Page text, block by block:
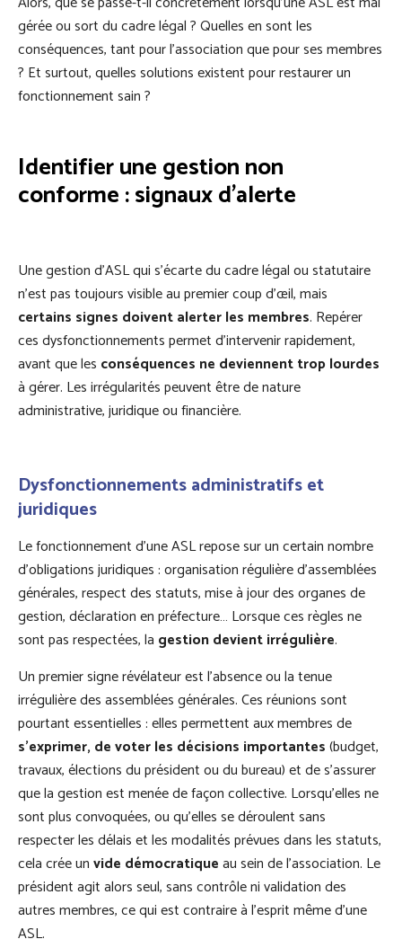
gérée ou sort du cadre légal ? Quelles en sont les
conséquences, tant pour l’association que pour ses membres
? Et surtout, quelles solutions existent pour restaurer un
fonctionnement sain ?
Identifier une gestion non
conforme : signaux d’alerte
Une gestion d’ASL qui s’écarte du cadre légal ou statutaire
n’est pas toujours visible au premier coup d’œil, mais
certains signes doivent alerter les membres. Repérer
ces dysfonctionnements permet d’intervenir rapidement,
avant que les conséquences ne deviennent trop lourdes
à gérer. Les irrégularités peuvent être de nature
administrative, juridique ou financière.
Dysfonctionnements administratifs et
juridiques
Le fonctionnement d’une ASL repose sur un certain nombre
d’obligations juridiques : organisation régulière d’assemblées
générales, respect des statuts, mise à jour des organes de
gestion, déclaration en préfecture… Lorsque ces règles ne
sont pas respectées, la gestion devient irrégulière.
Un premier signe révélateur est l’absence ou la tenue
irrégulière des assemblées générales. Ces réunions sont
pourtant essentielles : elles permettent aux membres de
s’exprimer, de voter les décisions importantes(budget,
travaux, élections du président ou du bureau) et de s’assurer
que la gestion est menée de façon collective. Lorsqu’elles ne
sont plus convoquées, ou qu’elles se déroulent sans
respecter les délais et les modalités prévues dans les statuts,
cela crée unvide démocratiqueau sein de l’association. Le
président agit alors seul, sans contrôle ni validation des
autres membres, ce qui est contraire à l’esprit même d’une
ASL.